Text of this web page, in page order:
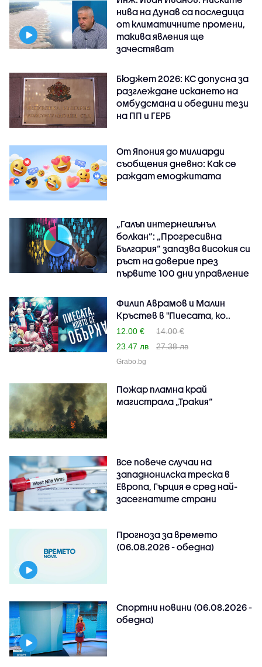
нива на Дунав са последица
от климатичните промени,
такива явления ще
зачестяват
Бюджет 2026: КС допусна за
разглеждане искането на
омбудсмана и обедини тези
на ПП и ГЕРБ
От Япония до милиарди
съобщения дневно: Как се
раждат емоджитата
„Галъп интернешънъл
болкан“: „Прогресивна
България“ запазва високия си
ръст на доверие през
първите 100 дни управление
Филип Аврамов и Малин
Кръстев в "Пиесата, ко..
12.00 €
14.00 €
23.47 лв
27.38 лв
Grabo.bg
Пожар пламна край
магистрала „Тракия“
Все повече случаи на
западнонилска треска в
Европа, Гърция е сред най-
засегнатите страни
Прогноза за времето
(06.08.2026 - обедна)
Спортни новини (06.08.2026 -
обедна)